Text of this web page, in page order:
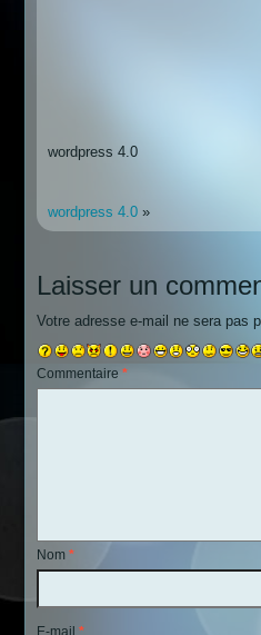
wordpress 4.0
wordpress 4.0 »
Laisser un
Votre adresse e-mail ne sera pas
Commentaire *
Nom *
E-mail *